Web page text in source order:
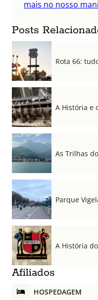
mais no nosso
Posts
Rota 66:
A História e
As Trilhas
Parque
A História
Afiliados
HOSPEDAGEM